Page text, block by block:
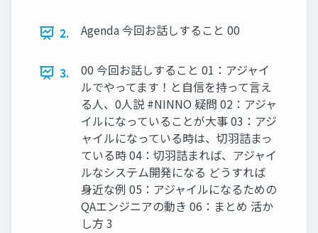
2. Agenda 今回お話しすること 00
3.
00 今回お話しすること 01：アジャイ
ルでやってます！と自信を持って言え
る人、0人説 #NINNO 疑問 02：アジャ
イルになっていることが大事 03：アジ
ャイルになっている時は、切羽詰まっ
ている時 04：切羽詰まれば、アジャイ
ルなシステム開発になる どうすれば
身近な例 05：アジャイルになるための
QAエンジニアの動き 06：まとめ 活か
し方 3